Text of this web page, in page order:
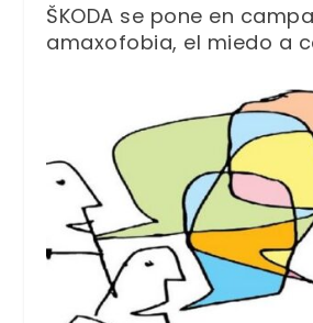
ŠKODA se pone en
amaxofobia, el miedo a